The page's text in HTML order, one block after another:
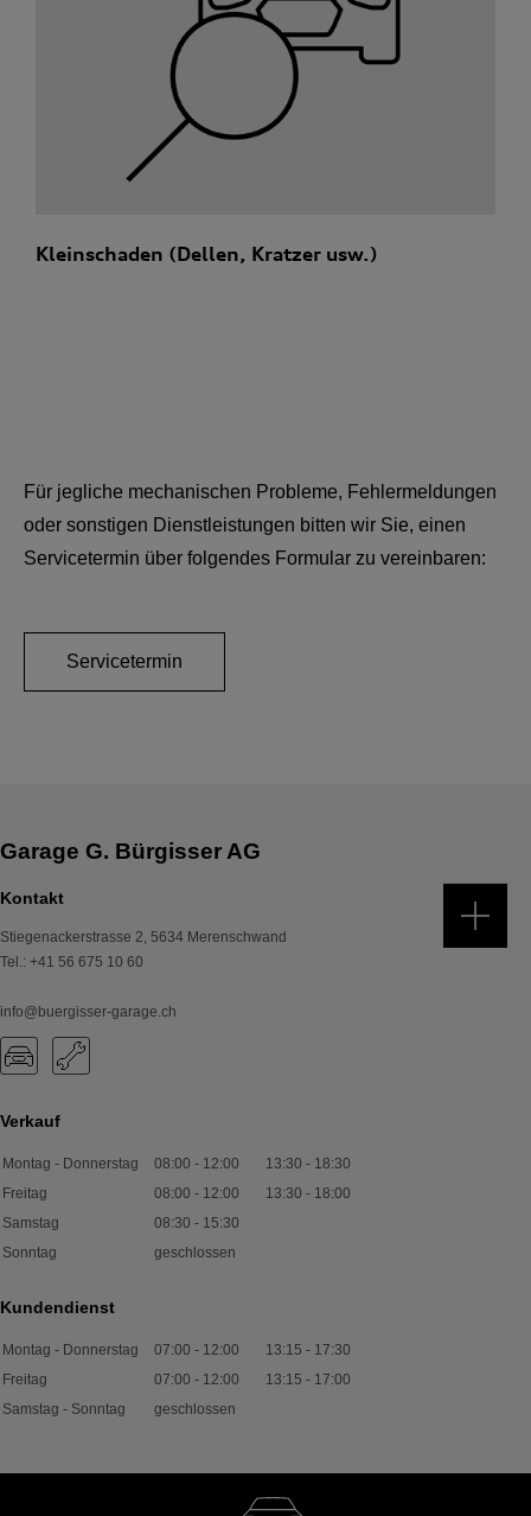
Kleinschaden (Dellen, Kratzer usw.)
Für jegliche mechanischen Probleme, Fehlermeldungen
oder sonstigen Dienstleistungen bitten wir Sie, einen
Servicetermin über folgendes Formular zu vereinbaren:
Servicetermin
Kontakt
Stiegenackerstrasse 2, 5634 Merenschwand
Tel.: +41 56 675 10 60
info@buergisser-garage.ch
Verkauf
Montag - Donnerstag 08:00 - 12:00 13:30 - 18:30
Freitag
08:00 - 12:00 13:30 - 18:00
Samstag
08:30 - 15:30
Sonntag
geschlossen
Kundendienst
Montag - Donnerstag 07:00 - 12:00 13:15 - 17:30
Freitag
07:00 - 12:00 13:15 - 17:00
Samstag - Sonntag
geschlossen